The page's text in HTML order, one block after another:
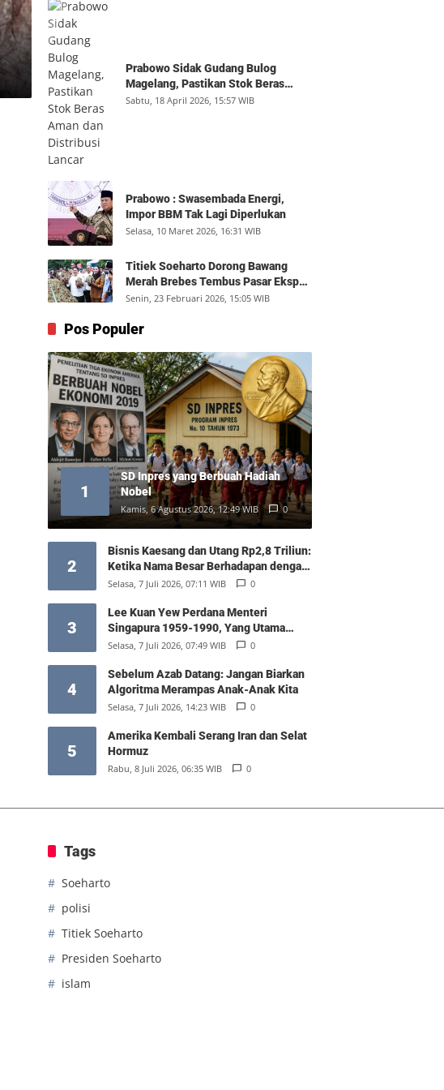
Prabowo Sidak Gudang Bulog
Magelang, Pastikan Stok Beras
Aman dan Distribusi Lancar
Sabtu, 18 April 2026, 15:57 WIB
Prabowo : Swasembada Energi,
Impor BBM Tak Lagi Diperlukan
Selasa, 10 Maret 2026, 16:31 WIB
Titiek Soeharto Dorong Bawang
Merah Brebes Tembus Pasar Ekspor,
Petani Bisa Untung Rp350 Juta per
Senin, 23 Februari 2026, 15:05 WIB
Pos Populer
1
SD Inpres yang Berbuah Hadiah
Nobel
Kamis, 6 Agustus 2026, 12:49 WIB 0
2
Bisnis Kaesang dan Utang Rp2,8 Triliun:
Ketika Nama Besar Berhadapan dengan
Hukum Pasar
Selasa, 7 Juli 2026, 07:11 WIB 0
3
Lee Kuan Yew Perdana Menteri
Singapura 1959-1990, Yang Utama
Diantara Yang Sederajat
Selasa, 7 Juli 2026, 07:49 WIB 0
4
Sebelum Azab Datang: Jangan Biarkan
Algoritma Merampas Anak-Anak Kita
Selasa, 7 Juli 2026, 14:23 WIB 0
5
Amerika Kembali Serang Iran dan Selat
Hormuz
Rabu, 8 Juli 2026, 06:35 WIB 0
Tags
Soeharto
polisi
Titiek Soeharto
Presiden Soeharto
islam